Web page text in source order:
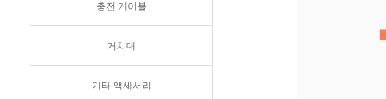
충전 케이블
거치대
기타 액세서리